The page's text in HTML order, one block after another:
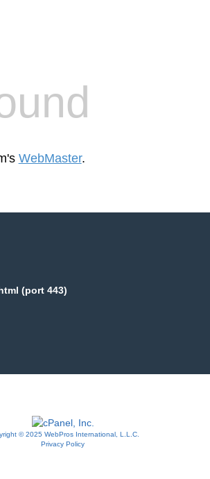
WebMaster.
(port 443)
© 2025 WebPros International, L.L.C.
Privacy Policy